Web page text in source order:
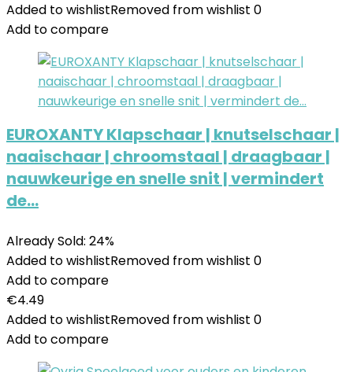
Added to wishlistRemoved from wishlist 0
Add to compare
EUROXANTY Klapschaar | knutselschaar |
naaischaar | chroomstaal | draagbaar |
nauwkeurige en snelle snit | vermindert
de…
Already Sold: 24%
Added to wishlistRemoved from wishlist 0
Add to compare
€4.49
Added to wishlistRemoved from wishlist 0
Add to compare